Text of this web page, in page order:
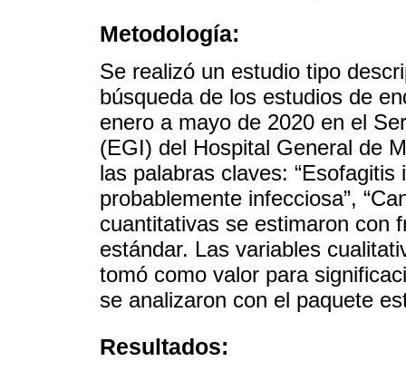
Metodología:
Se realizó un estudio tipo
búsqueda de los estudios de
enero a mayo de 2020 en el
(EGI) del Hospital General de
las palabras claves: “Esofagitis
probablemente infecciosa”,
cuantitativas se estimaron con
estándar. Las variables
tomó como valor para
se analizaron con el paquete
Resultados: